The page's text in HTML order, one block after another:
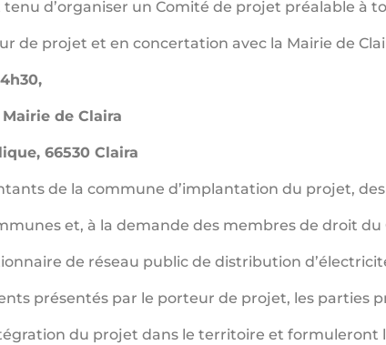
d’organiser un Comité de projet préalable à
de projet et en concertation avec la Mairie de
de Claira
66530 Claira
de la commune d’implantation du projet,
et, à la demande des membres de droit
de réseau public de distribution
présentés par le porteur de projet, les parties
du projet dans le territoire et formuleront